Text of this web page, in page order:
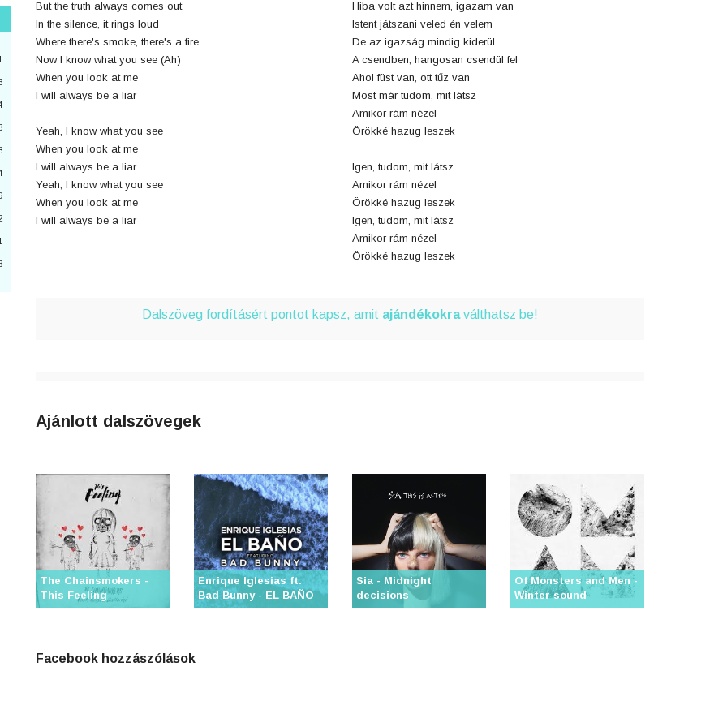
But the truth always comes out
In the silence, it rings loud
Where there's smoke, there's a fire
Now I know what you see (Ah)
When you look at me
I will always be a liar
Yeah, I know what you see
When you look at me
I will always be a liar
Yeah, I know what you see
When you look at me
I will always be a liar
Hiba volt azt hinnem, igazam van
Istent játszani veled én velem
De az igazság mindig kiderül
A csendben, hangosan csendül fel
Ahol füst van, ott tűz van
Most már tudom, mit látsz
Amikor rám nézel
Örökké hazug leszek
Igen, tudom, mit látsz
Amikor rám nézel
Örökké hazug leszek
Igen, tudom, mit látsz
Amikor rám nézel
Örökké hazug leszek
Dalszöveg fordításért pontot kapsz, amit ajándékokraválthatsz be!
Ajánlott dalszövegek
The Chainsmokers -
This Feeling
Enrique Iglesias ft.
Bad Bunny - EL BAÑO
Sia - Midnight
decisions
Of Monsters and Men -
Winter sound
Facebook hozzászólások